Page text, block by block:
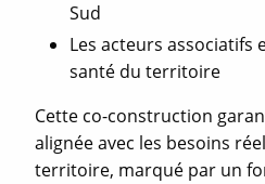
Sud
Les acteurs associatifs
santé du territoire
Cette co-construction
alignée avec les besoins
territoire, marqué par un